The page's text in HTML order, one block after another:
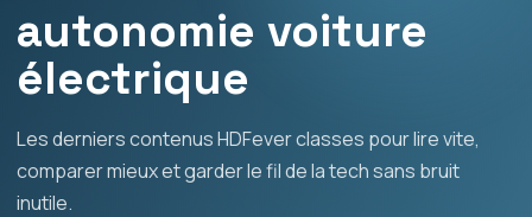
autonomie voiture
électrique
Les derniers contenus HDFever classes pour lire vite,
comparer mieux et garder le fil de la tech sans bruit
inutile.